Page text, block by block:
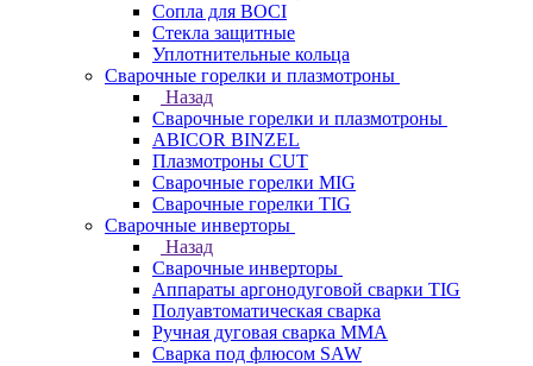
Сопла для BOCI
Стекла защитные
Уплотнительные кольца
Сварочные горелки и плазмотроны
Назад
Сварочные горелки и плазмотроны
ABICOR BINZEL
Плазмотроны CUT
Сварочные горелки MIG
Сварочные горелки TIG
Сварочные инверторы
Назад
Сварочные инверторы
Аппараты аргонодуговой сварки TIG
Полуавтоматическая сварка
Ручная дуговая сварка MMA
Сварка под флюсом SAW